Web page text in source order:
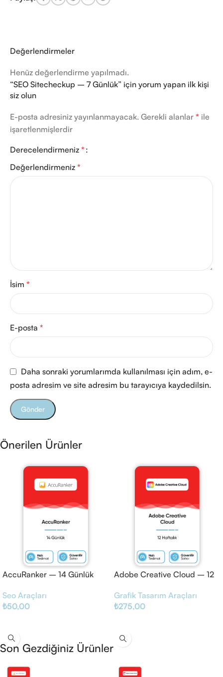
Değerlendirmeler
Henüz değerlendirme yapılmadı.
“SEO Sitecheckup – 7 Günlük” için yorum yapan ilk kişi
siz olun
E-posta adresiniz yayınlanmayacak. Gerekli alanlar * ile
işaretlenmişlerdir
Derecelendirmeniz *
Değerlendirmeniz *
İsim *
E-posta *
Daha sonraki yorumlarımda kullanılması için adım, e-
posta adresim ve site adresim bu tarayıcıya kaydedilsin.
Önerilen Ürünler
AccuRanker – 14 Günlük
Seo Araçları
₺50,00
Adobe Creative Cloud – 12
Grafik Tasarım Araçları
₺275,00
Son Gezdiğiniz Ürünler